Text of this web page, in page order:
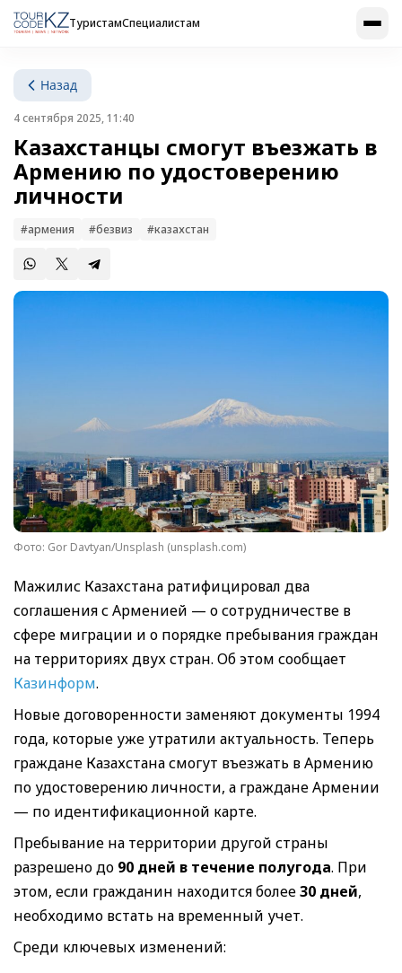
ТуристамСпециалистам
Назад
4 сентября 2025, 11:40
Казахстанцы смогут въезжать в
Армению по удостоверению
личности
#армения #безвиз #казахстан
Фото: Gor Davtyan/Unsplash (unsplash.com)
Мажилис Казахстана ратифицировал два
соглашения с Арменией — о сотрудничестве в
сфере миграции и о порядке пребывания граждан
на территориях двух стран. Об этом сообщает
Казинформ.
Новые договоренности заменяют документы 1994
года, которые уже утратили актуальность. Теперь
граждане Казахстана смогут въезжать в Армению
по удостоверению личности, а граждане Армении
— по идентификационной карте.
Пребывание на территории другой страны
разрешено до 90 дней в течение полугода. При
этом, если гражданин находится более30 дней,
необходимо встать на временный учет.
Среди ключевых изменений: